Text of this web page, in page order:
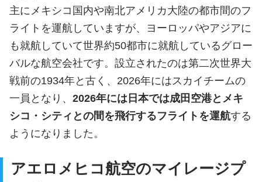
主にメキシコ国内や南北アメリカ大陸の都市間のフ
ライトを運航していますが、ヨーロッパやアジアに
も就航していて世界約50都市に就航しているグロー
バルな航空会社です。設立されたのは第二次世界大
戦前の1934年と古く、2026年にはスカイチームの
一員となり、 2026年には日本では成田空港とメキ
シコ・シティとの間を飛行するフライトを運航する
ようになりました。
アエロメヒコ航空のマイレージプ